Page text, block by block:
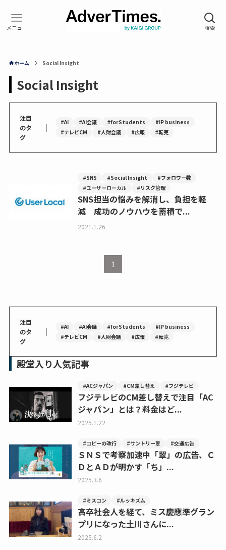
ホーム Social Insight
Social Insight
注目
のタ
グ
｜ #AI #AI会議 #forStudents
#IP business
#テレビCM
#人財会議 #広報 #転売
#SNS #Social Insight
#フォロワー数
#ユーザーローカル
#リスク管理
SNS担当の悩みを解消し、負担を軽
減 成功のノウハウを蓄積で...
2021.1.26
1
注目
のタ
グ
｜ #AI #AI会議 #forStudents
#IP business
#テレビCM
#人財会議 #広報 #転売
殿堂入り人気記事
#ACジャパン #CM差し替え #フジテレビ
フジテレビのCM差し替えで注目「AC
ジャパン」とは？料金はど...
2025.1.22
#コピーの改行 #サントリー翠 #交通広告
ＳＮＳで考察加速中「翠」の広告、Ｃ
ＤとＡＤが明かす「ち」...
2025.3.6
#ミスコン #ルッキズム
高卒社会人を経て、ミス慶應準グラン
プリになった土川さんに...
2025.6.2